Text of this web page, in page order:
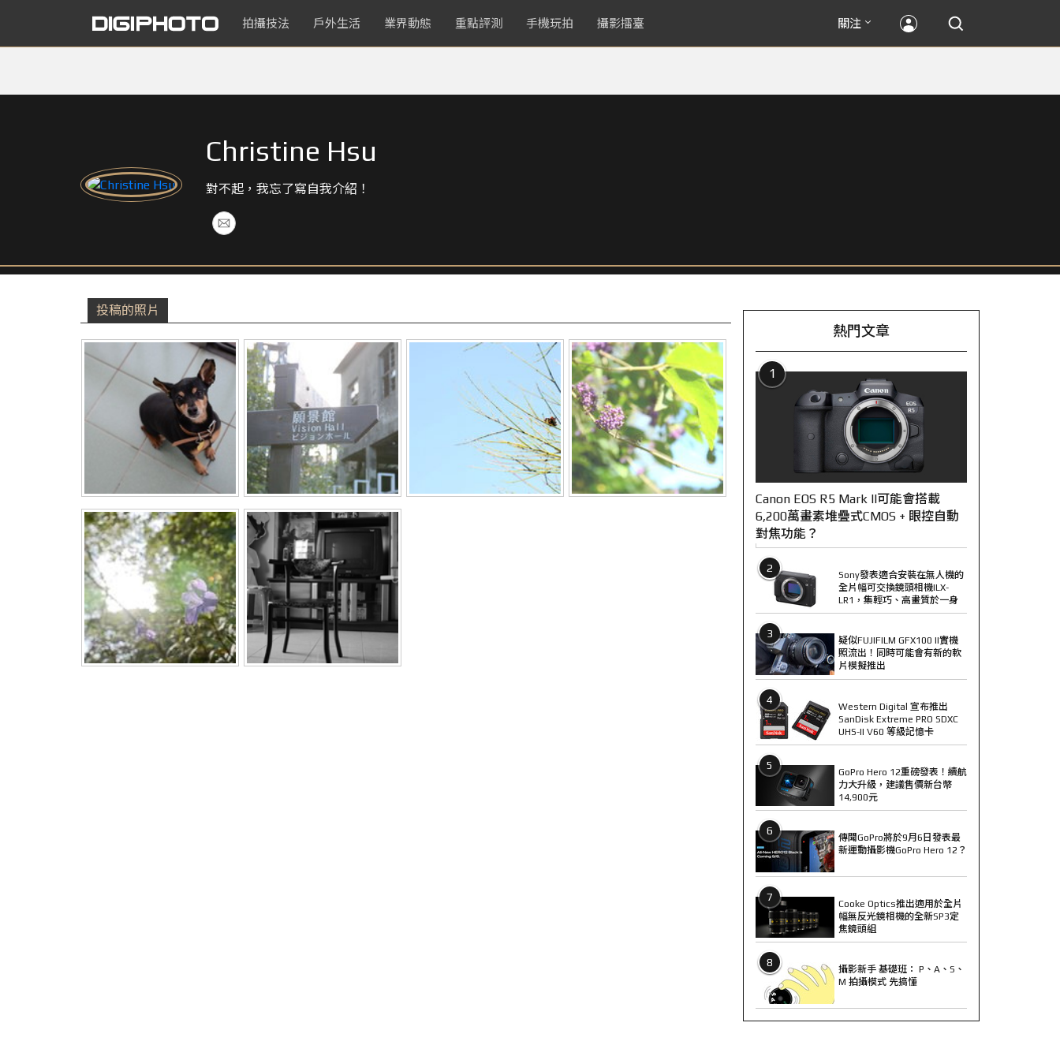
拍攝技法 戶外生活 業界動態 重點評測 手機玩拍 攝影擂臺 關注
Christine Hsu
對不起，我忘了寫自我介紹！
投稿的照片
熱門文章
1
Canon EOS R5 Mark II可能會搭載
6,200萬畫素堆疊式CMOS + 眼控自動
對焦功能？
2
Sony發表適合安裝在無人機的
全片幅可交換鏡頭相機ILX-
LR1，集輕巧、高畫質於一身
3
疑似FUJIFILM GFX100 II實機
照流出！同時可能會有新的軟
片模擬推出
4
Western Digital 宣布推出
SanDisk Extreme PRO SDXC
UHS-II V60 等級記憶卡
5
GoPro Hero 12重磅發表！續航
力大升級，建議售價新台幣
14,900元
6
傳聞GoPro將於9月6日發表最
新運動攝影機GoPro Hero 12？
7
Cooke Optics推出適用於全片
幅無反光鏡相機的全新SP3定
焦鏡頭組
8
攝影新手 基礎班： P、A、S、
M 拍攝模式 先搞懂